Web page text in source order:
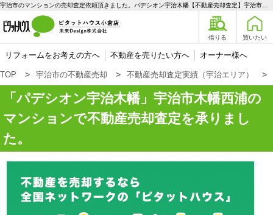
借りる 買いたい
リフォームをお考えの方へ 不動産を売りたい方へ オーナー様へ
TOP 宇治市の不動産売却 不動産売却査定実績（宇治エリア）
パデシオン宇治木幡
宇治市木幡西浦の
マンションで不動産売却査定を承りまし
た。